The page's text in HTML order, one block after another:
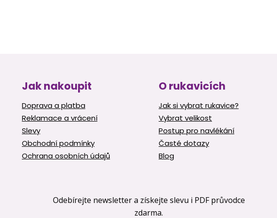
Jak nakoupit
Doprava a platba
Reklamace a vrácení
Slevy
Obchodní podmínky
Ochrana osobních údajů
O rukavicích
Jak si vybrat rukavice?
Vybrat velikost
Postup pro navlékání
Časté dotazy
Blog
Odebírejte newsletter a získejte slevu i PDF průvodce
zdarma.